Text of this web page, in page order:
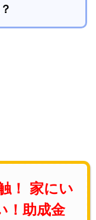
！ 家にい
！助成金